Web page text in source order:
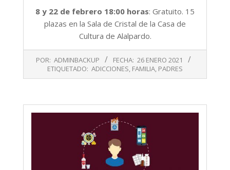
8 y 22 de febrero 18:00 horas: Gratuito. 15
plazas en la Sala de Cristal de la Casa de
Cultura de Alalpardo.
26
POR: ADMINBACKUP FECHA: 26 ENERO 2021
ETIQUETADO: ADICCIONES, FAMILIA, PADRES